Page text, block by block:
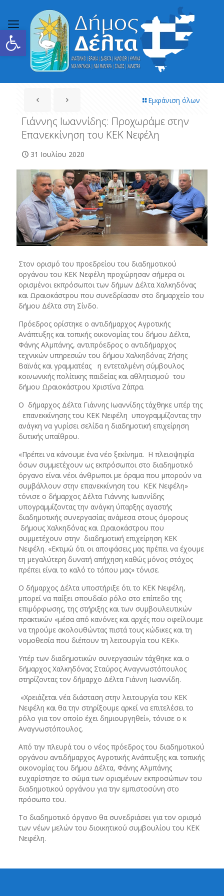
Ανοίξτε τη γραμμή εργαλείων
Εμφάνιση όλων
Γιάννης Ιωαννίδης: Προχωράμε στην
Επανεκκίνηση του ΚΕΚ Νεφέλη
31 Ιουλίου 2020
Στον ορισμό του προεδρείου του διαδημοτικού
οργάνου του ΚΕΚ Νεφέλη προχώρησαν σήμερα οι
ορισμένοι εκπρόσωποι των δήμων Δέλτα Χαλκηδόνας
και Ωραιοκάστρου που συνεδρίασαν στο δημαρχείο του
δήμου Δέλτα στη Σίνδο.
Πρόεδρος ορίστηκε ο αντιδήμαρχος Αγροτικής
Ανάπτυξης και τοπικής οικονομίας του δήμου Δέλτα,
Φάνης Αλμπάνης, αντιπρόεδρος ο αντιδήμαρχος
τεχνικών υπηρεσιών του δήμου Χαλκηδόνας Ζήσης
Βαϊνάς και γραμματέας η εντεταλμένη σύμβουλος
κοινωνικής πολίτικης παιδείας και αθλητισμού του
δήμου Ωραιοκάστρου Χριστίνα Ζάπρα.
Ο δήμαρχος Δέλτα Γιάννης Ιωαννίδης τάχθηκε υπέρ της
επανεκκίνησης του ΚΕΚ Νεφέλη υπογραμμίζοντας την
ανάγκη να γυρίσει σελίδα η διαδημοτική επιχείρηση
δυτικής υπαίθρου.
«Πρέπει να κάνουμε ένα νέο ξεκίνημα. Η πλειοψηφία
όσων συμμετέχουν ως εκπρόσωποι στο διαδημοτικό
όργανο είναι νέοι άνθρωποι με όραμα που μπορούν να
συμβάλλουν στην επανεκκίνηση του ΚΕΚ Νεφέλη»
τόνισε ο δήμαρχος Δέλτα Γιάννης Ιωαννίδης
υπογραμμίζοντας την ανάγκη ύπαρξης αγαστής
διαδημοτικής συνεργασίας ανάμεσα στους όμορους
δήμους Χαλκηδόνας και Ωραιοκάστρου που
συμμετέχουν στην διαδημοτική επιχείρηση ΚΕΚ
Νεφέλη. «Εκτιμώ ότι οι αποφάσεις μας πρέπει να έχουμε
τη μεγαλύτερη δυνατή απήχηση καθώς μόνος στόχος
πρέπει είναι το καλό το τόπου μας» τόνισε.
Ο δήμαρχος Δέλτα υποστήριξε ότι το ΚΕΚ Νεφέλη,
μπορεί να παίξει σπουδαίο ρόλο στο επίπεδο της
επιμόρφωσης, της στήριξης και των συμβουλευτικών
πρακτικών «μέσα από κανόνες και αρχές που οφείλουμε
να τηρούμε ακολουθώντας πιστά τους κώδικες και τη
νομοθεσία που διέπουν τη λειτουργία του ΚΕΚ».
Υπέρ των διαδημοτικών συνεργασιών τάχθηκε και ο
δήμαρχος Χαλκηδόνας Σταύρος Αναγνωστόπουλος
στηρίζοντας τον δήμαρχο Δέλτα Γιάννη Ιωαννίδη.
«Χρειάζεται νέα διάσταση στην λειτουργία του ΚΕΚ
Νεφέλη και θα την στηρίξουμε αρκεί να επιτελέσει το
ρόλο για τον οποίο έχει δημιουργηθεί», τόνισε ο κ
Αναγνωστόπουλος.
Από την πλευρά του ο νέος πρόεδρος του διαδημοτικού
οργάνου αντιδήμαρχος Αγροτικής Ανάπτυξης και τοπικής
οικονομίας του δήμου Δέλτα, Φάνης Αλμπάνης
ευχαρίστησε το σώμα των ορισμένων εκπροσώπων του
διαδημοτικού οργάνου για την εμπιστοσύνη στο
πρόσωπο του.
Το διαδημοτικό όργανο θα συνεδριάσει για τον ορισμό
των νέων μελών του διοικητικού συμβουλίου του ΚΕΚ
Νεφέλη.